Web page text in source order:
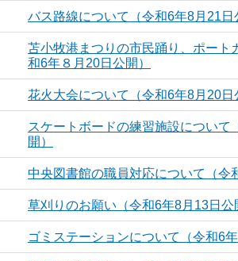
バス路線について（令和6年8月21日
苫小牧港まつりの市民踊り、ポート
和6年８月20日公開）
花火大会について（令和6年8月20日
スケートボードの練習施設について
開）
中央図書館の職員対応について（令
草刈りのお願い（令和6年8月13日公
ゴミステーションについて（令和6年